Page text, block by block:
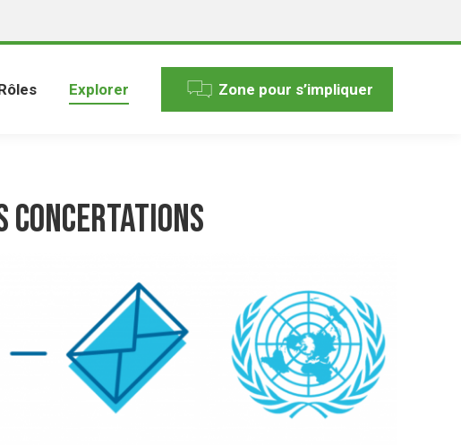
Explorer Zone pour s’impliquer
Concertations